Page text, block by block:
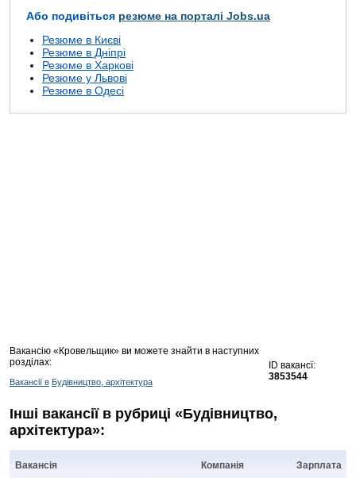
Або подивіться резюме на порталі Jobs.ua
Резюме в Києві
Резюме в Дніпрі
Резюме в Харкові
Резюме у Львові
Резюме в Одесі
Вакансію «Кровельщик» ви можете знайти в наступних
розділах:
Вакансії в Будівництво, архітектура
ID вакансї:
3853544
Інші вакансії в рубриці «Будівництво,
архітектура»:
Вакансія Компанія Зарплата